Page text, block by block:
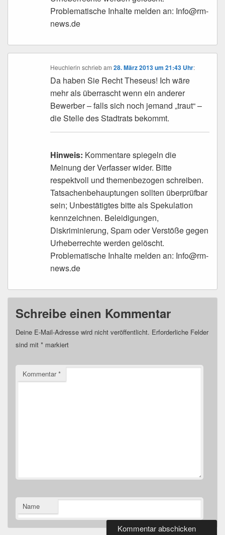
Problematische Inhalte melden an: Info@rm-
news.de
Heuchlerin schriebam28. März 2013 um 21:43 Uhr:
Da haben Sie Recht Theseus! Ich wäre
mehr als überrascht wenn ein anderer
Bewerber – falls sich noch jemand „traut“ –
die Stelle des Stadtrats bekommt.
Hinweis: Kommentare spiegeln die
Meinung der Verfasser wider. Bitte
respektvoll und themenbezogen schreiben.
Tatsachenbehauptungen sollten überprüfbar
sein; Unbestätigtes bitte als Spekulation
kennzeichnen. Beleidigungen,
Diskriminierung, Spam oder Verstöße gegen
Urheberrechte werden gelöscht.
Problematische Inhalte melden an: Info@rm-
news.de
Schreibe einen Kommentar
Deine E-Mail-Adresse wird nicht veröffentlicht. Erforderliche Felder
sind mit * markiert
Kommentar*
Name